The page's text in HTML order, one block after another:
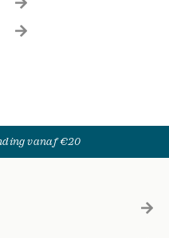
vanaf €20